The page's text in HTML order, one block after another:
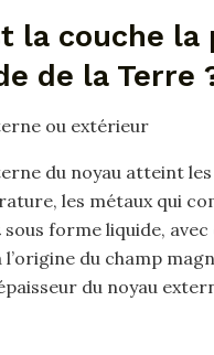
la couche la
de la Terre
ou extérieur
du noyau atteint les
les métaux qui
sous forme liquide,
du champ
du noyau